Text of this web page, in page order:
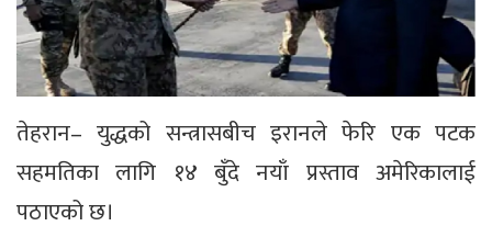
तेहरान– युद्धको सन्त्रासबीच इरानले फेरि एक पटक
सहमतिका लागि १४ बुँदे नयाँ प्रस्ताव अमेरिकालाई
पठाएको छ।